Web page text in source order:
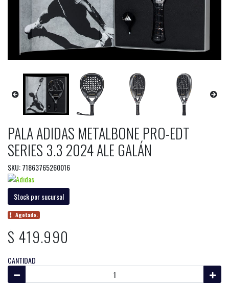
PALA ADIDAS METALBONE PRO-EDT
SERIES 3.3 2024 ALE GALÁN
SKU: 71863765260016
Stock por sucursal
Agotado.
$ 419.990
CANTIDAD